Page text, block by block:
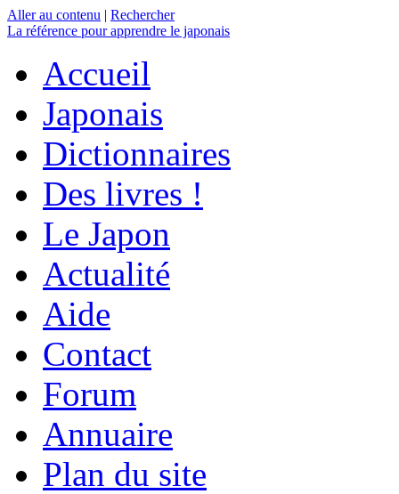
Aller au contenu | Rechercher
La référence pour apprendre le japonais
Accueil
Japonais
Dictionnaires
Des livres !
Le Japon
Actualité
Aide
Contact
Forum
Annuaire
Plan du site